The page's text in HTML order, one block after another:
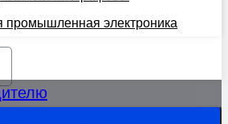
промышленная электроника